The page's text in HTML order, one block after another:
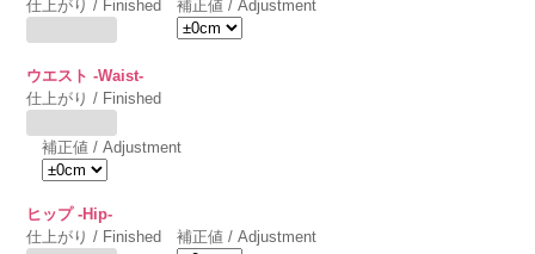
仕上がり / Finished
補正値 / Adjustment
ウエスト -Waist-
仕上がり / Finished
補正値 / Adjustment
ヒップ -Hip-
仕上がり / Finished
補正値 / Adjustment